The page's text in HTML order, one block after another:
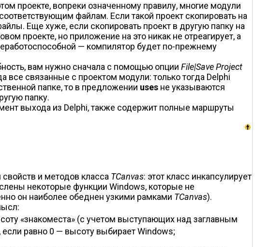
проекте, вопреки означенному правилу, многие модули
файлам. Если такой проект скопировать на
Еще хуже, если скопировать проект в другую папку на
проекте, но приложение на это никак не отреагирует, а
— компилятор будет по-прежнему
вам нужно сначала с помощью опции File|Save Project
все связанные с проектом модули: только тогда Delphi
папке, то в предложении uses не указываются
папку.
выхода из Delphi, также содержит полные маршруты
и методов класса TCanvas: этот класс инкапсулирует
некоторые функции Windows, которые не
он наиболее обеднен узкими рамками TCanvas).
«знако­мес­та» (с учетом выступающих над заглавным
равно 0 — высоту выбирает Windows;